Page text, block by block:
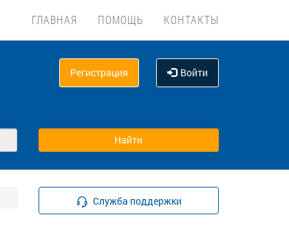
ГЛАВНАЯ ПОМОЩЬ КОНТАКТЫ
Регистрация Войти
Служба поддержки